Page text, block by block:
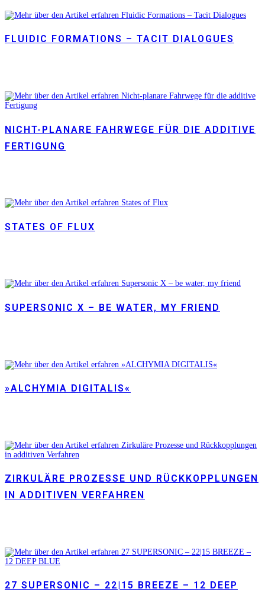
FLUIDIC FORMATIONS – TACIT DIALOGUES
NICHT-PLANARE FAHRWEGE FÜR DIE ADDITIVE
FERTIGUNG
STATES OF FLUX
SUPERSONIC X – BE WATER, MY FRIEND
»ALCHYMIA DIGITALIS«
ZIRKULÄRE PROZESSE UND RÜCKKOPPLUNGEN
IN ADDITIVEN VERFAHREN
27 SUPERSONIC – 22|15 BREEZE – 12 DEEP